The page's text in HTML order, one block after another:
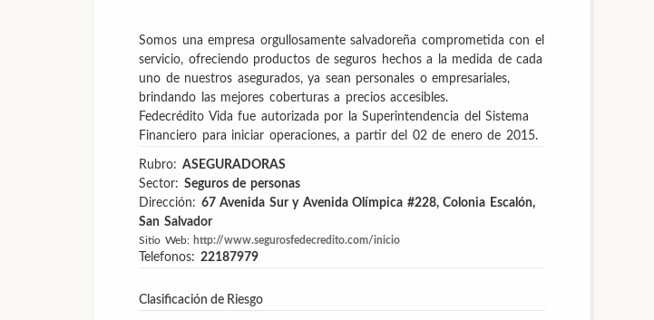
Somos una empresa orgullosamente salvadoreña comprometida con el
servicio, ofreciendo productos de seguros hechos a la medida de cada
uno de nuestros asegurados, ya sean personales o empresariales,
brindando las mejores coberturas a precios accesibles.
Fedecrédito Vida fue autorizada por la Superintendencia del Sistema
Financiero para iniciar operaciones, a partir del 02 de enero de 2015.
Rubro: ASEGURADORAS
Sector: Seguros de personas
Dirección: 67 Avenida Sur y Avenida Olímpica #228, Colonia Escalón,
San Salvador
Sitio Web: http://www.segurosfedecredito.com/inicio
Telefonos: 22187979
Clasificación de Riesgo